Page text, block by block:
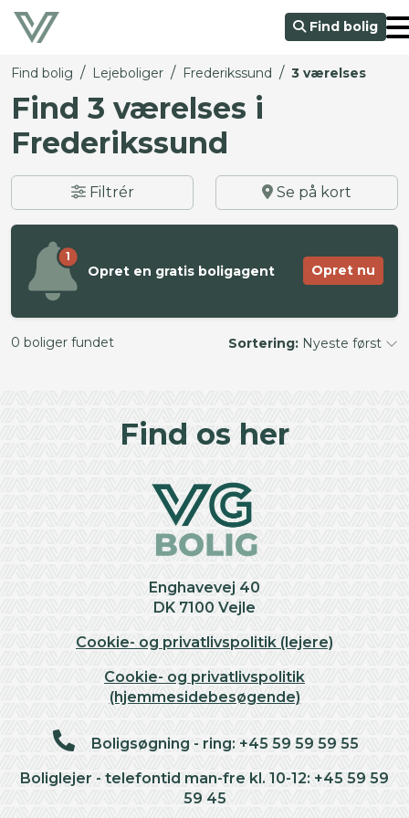
Find bolig
Find bolig / Lejeboliger / Frederikssund / 3 værelses
Find 3 værelses i
Frederikssund
Filtrér Se på kort
1
Opret en gratis boligagent Opret nu
0 boliger fundet Sortering: Nyeste først
Find os her
Enghavevej 40
DK 7100 Vejle
Cookie- og privatlivspolitik (lejere)
Cookie- og privatlivspolitik
(hjemmesidebesøgende)
Boligsøgning - ring: +45 59 59 59 55
Boliglejer - telefontid man-fre kl. 10-12: +45 59 59
59 45